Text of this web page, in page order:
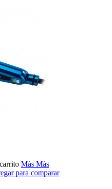
Más Más
para comparar